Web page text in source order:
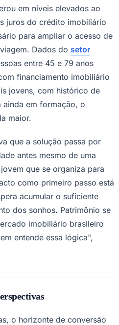
em níveis elevados ao
juros do crédito imobiliário
para ampliar o acesso de
Dados do setor
entre 45 e 79 anos
financiamento imobiliário
jovens, com histórico de
em formação, o
maior.
que a solução passa por
antes mesmo de uma
que se organiza para
como primeiro passo está
acumular o suficiente
dos sonhos. Patrimônio se
imobiliário brasileiro
entende essa lógica",
o horizonte de conversão